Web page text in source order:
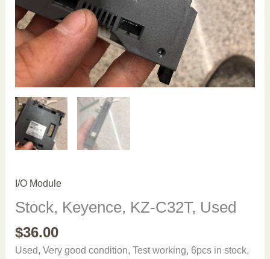
I/O Module
Stock, Keyence, KZ-C32T, Used
$36.00
Used, Very good condition, Test working, 6pcs in stock,